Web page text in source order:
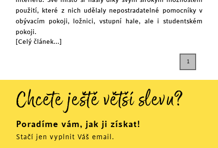
použití, které z nich udělaly nepostradatelné pomocníky v
obývacím pokoji, ložnici, vstupní hale, ale i studentském
pokoji.
[Celý článek...]
1
Chcete ještě větší slevu?
Poradíme vám, jak ji získat!
Stačí jen vyplnit Váš email.